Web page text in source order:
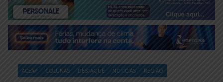
ACEAP COLUNAS DESTAQUE NOTÍCIAS REGIÃO